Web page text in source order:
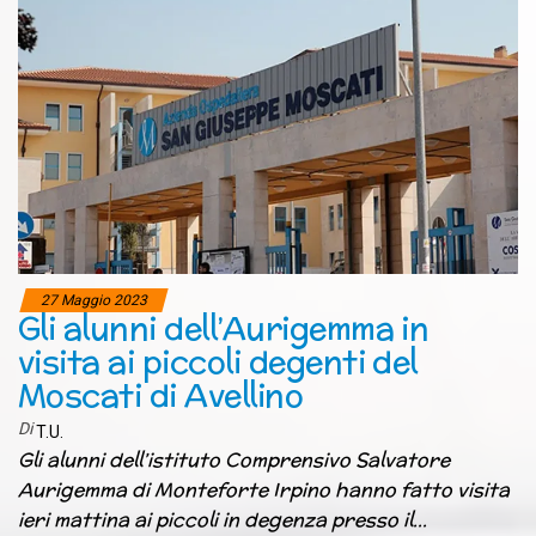
27 Maggio 2023
Gli alunni dell’Aurigemma in
visita ai piccoli degenti del
Moscati di Avellino
DiT.U.
Gli alunni dell’istituto Comprensivo Salvatore
Aurigemma di Monteforte Irpino hanno fatto visita
ieri mattina ai piccoli in degenza presso il…